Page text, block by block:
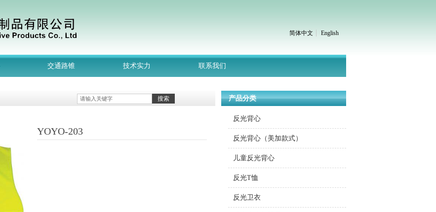
简体中文 English
交通路锥 技术实力 联系我们
产品分类
搜索
反光背心
反光背心（美加款式）
儿童反光背心
反光T恤
反光卫衣
YOYO-203